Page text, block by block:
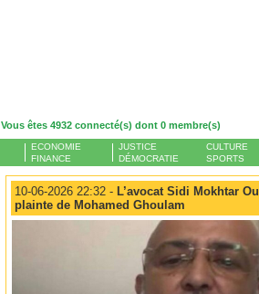
Vous êtes 4932 connecté(s) dont 0 membre(s)
ECONOMIE
FINANCE
JUSTICE
DÉMOCRATIE
CULTURE
SPORTS
10-06-2026 22:32 - L’avocat Sidi Mokhtar
plainte de Mohamed Ghoulam